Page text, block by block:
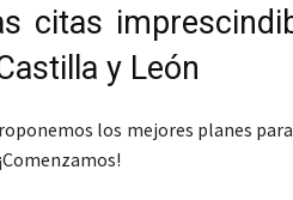
citas
y León
los mejores planes